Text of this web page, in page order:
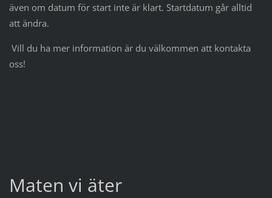
även om datum för start inte är klart. Startdatum går alltid
att ändra.
Vill du ha mer information är du välkommen att kontakta
oss!
Maten vi äter